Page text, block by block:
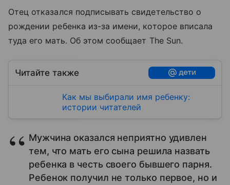
Отец отказался подписывать свидетельство о
рождении ребенка из-за имени, которое вписала
туда его мать. Об этом сообщает The Sun.
Читайте также
Как мы выбирали имя ребенку:
истории читателей
Мужчина оказался неприятно удивлен
тем, что мать его сына решила назвать
ребенка в честь своего бывшего парня.
Ребенок получил не только первое, но и